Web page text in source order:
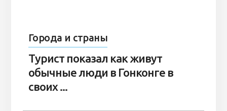
Города и страны
Турист показал как живут
обычные люди в Гонконге в
своих ...